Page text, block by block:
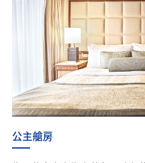
公主艙房